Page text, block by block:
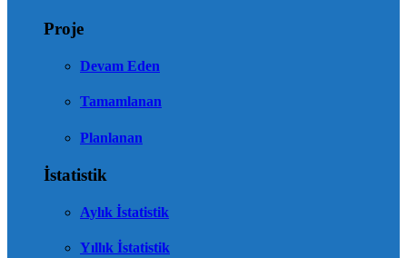
Proje
Devam Eden
Tamamlanan
Planlanan
İstatistik
Aylık İstatistik
Yıllık İstatistik